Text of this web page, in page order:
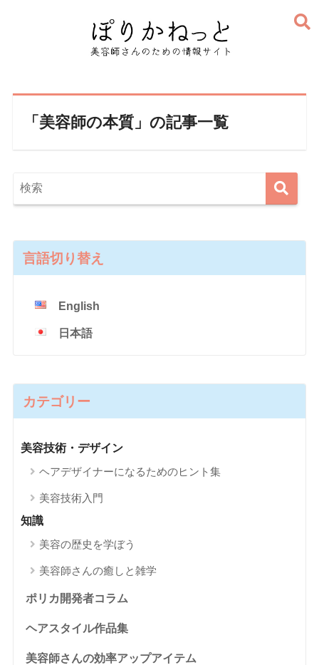
「美容師の本質」の記事一覧
言語切り替え
English
日本語
カテゴリー
美容技術・デザイン
ヘアデザイナーになるためのヒント集
美容技術入門
知識
美容の歴史を学ぼう
美容師さんの癒しと雑学
ポリカ開発者コラム
ヘアスタイル作品集
美容師さんの効率アップアイテム